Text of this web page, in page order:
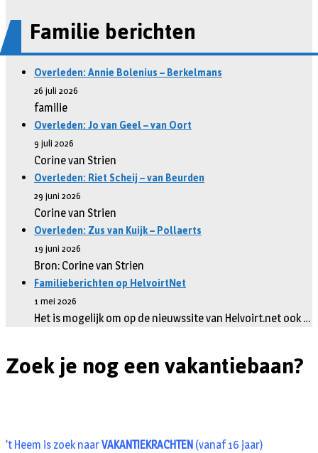
Familie berichten
Overleden: Annie Bolenius – Berkelmans
26 juli 2026
familie
Overleden: Jo van Geel – van Oort
9 juli 2026
Corine van Strien
Overleden: Riet Scheij – van Beurden
29 juni 2026
Corine van Strien
Overleden: Zus van Kuijk – Pollaerts
19 juni 2026
Bron: Corine van Strien
Familieberichten op HelvoirtNet
1 mei 2026
Het is mogelijk om op de nieuwssite van Helvoirt.net ook …
Zoek je nog een vakantiebaan?
’t Heem is zoek naarVAKANTIEKRACHTEN (vanaf 16 jaar)